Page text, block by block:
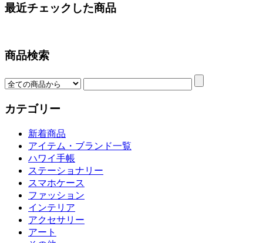
最近チェックした商品
商品検索
カテゴリー
新着商品
アイテム・ブランド一覧
ハワイ手帳
ステーショナリー
スマホケース
ファッション
インテリア
アクセサリー
アート